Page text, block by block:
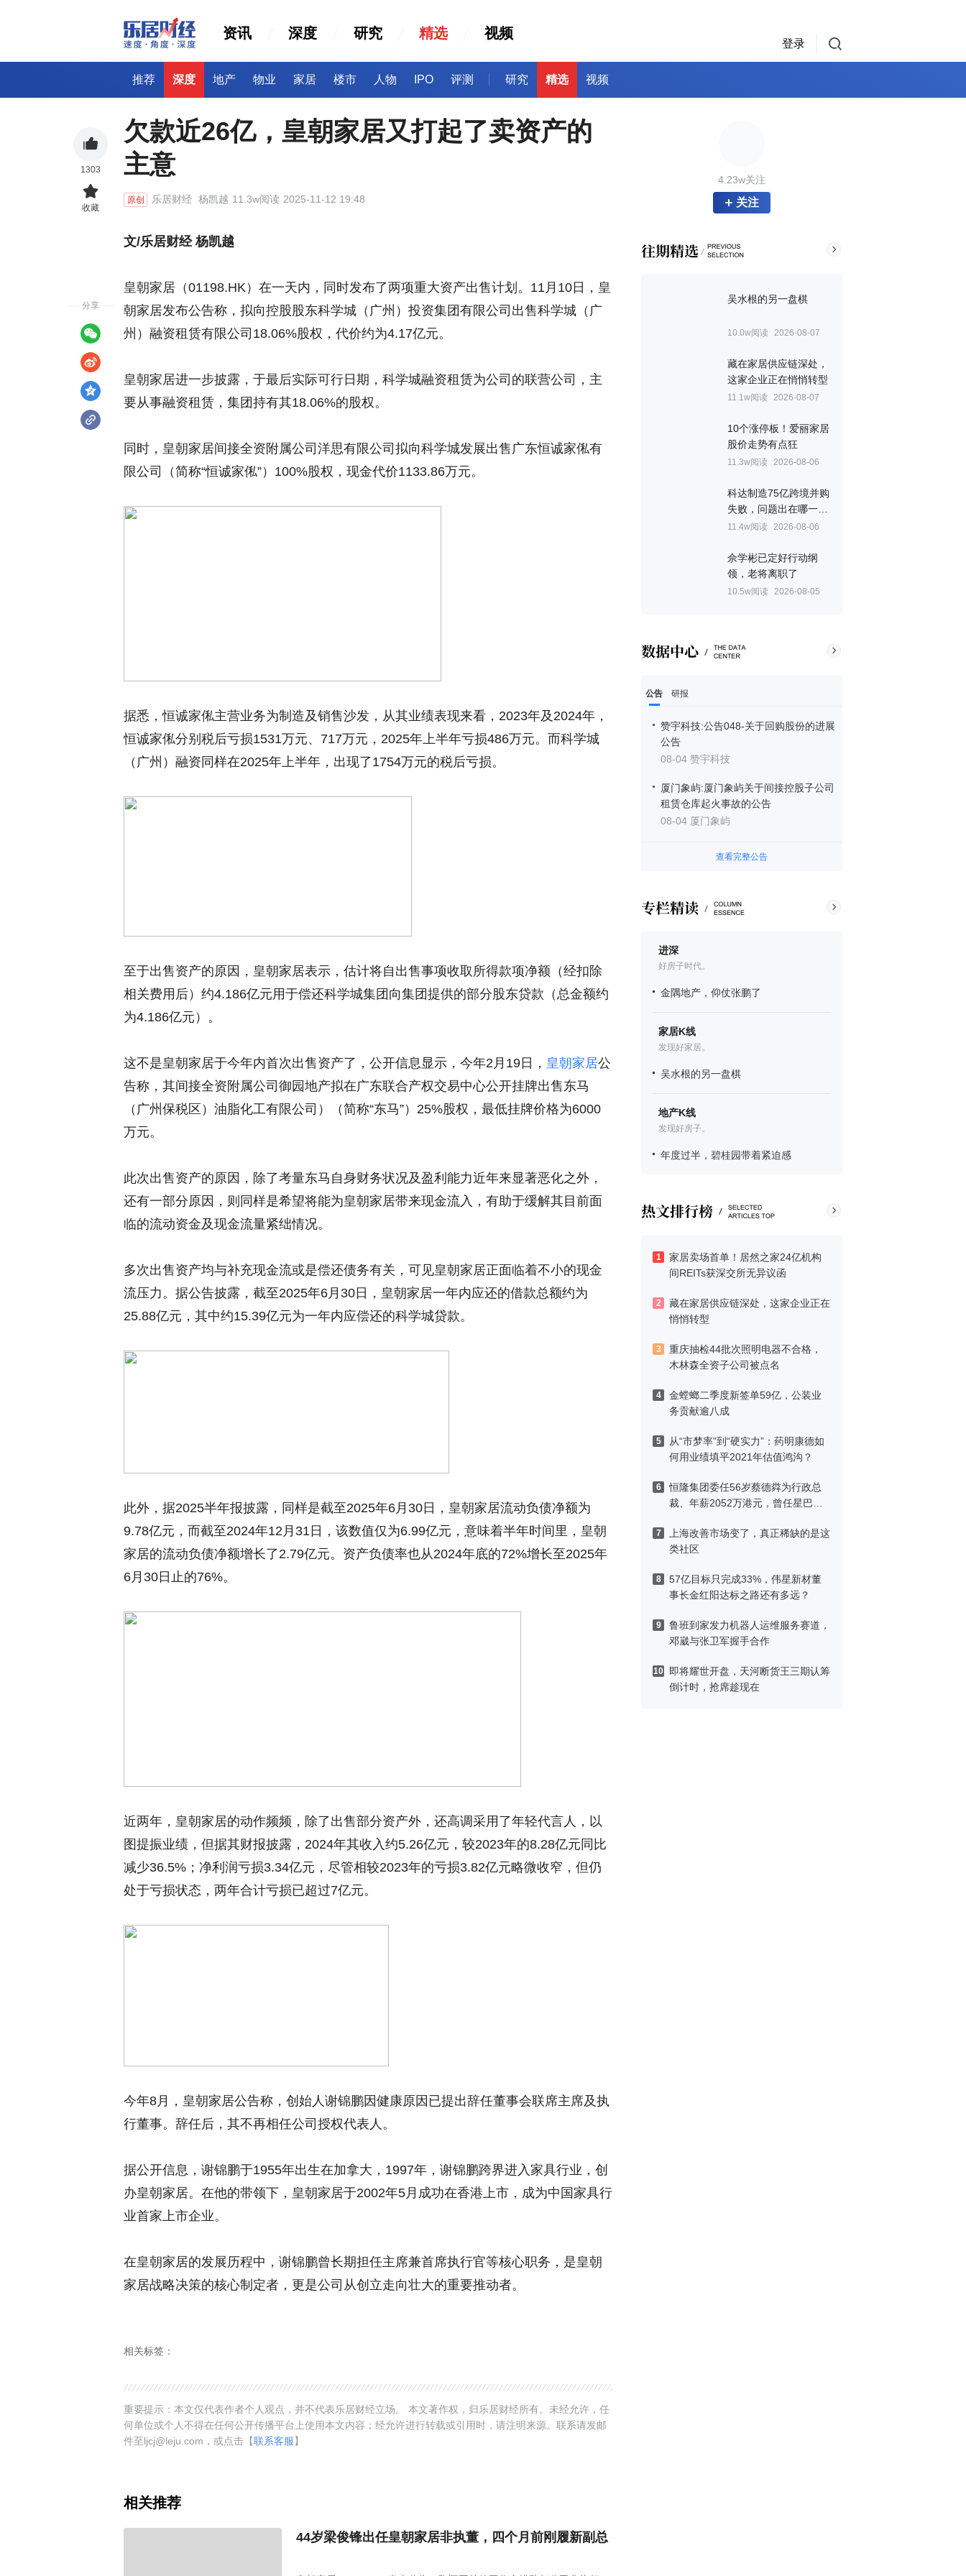
资讯 深度 研究 精选 视频
登录
推荐 深度 地产 物业 家居 楼市 人物 IPO 评测 研究 精选 视频
4.23w关注
关注
吴水根的另一盘棋
10.0w阅读 2026-08-07
藏在家居供应链深处，
这家企业正在悄悄转型
11.1w阅读 2026-08-07
10个涨停板！爱丽家居
股价走势有点狂
11.3w阅读 2026-08-06
科达制造75亿跨境并购
失败，问题出在哪一
关？
11.4w阅读 2026-08-06
佘学彬已定好行动纲
领，老将离职了
10.5w阅读 2026-08-05
公告 研报
赞宇科技:公告048-关于回购股份的进展
公告
08-04 赞宇科技
厦门象屿:厦门象屿关于间接控股子公司
租赁仓库起火事故的公告
08-04 厦门象屿
查看完整公告
进深
好房子时代。
金隅地产，仰仗张鹏了
家居K线
发现好家居。
吴水根的另一盘棋
地产K线
发现好房子。
年度过半，碧桂园带着紧迫感
1
家居卖场首单！居然之家24亿机构
间REITs获深交所无异议函
2
藏在家居供应链深处，这家企业正在
悄悄转型
3
重庆抽检44批次照明电器不合格，
木林森全资子公司被点名
4
金螳螂二季度新签单59亿，公装业
务贡献逾八成
5
从“市梦率”到“硬实力”：药明康德如
何用业绩填平2021年估值鸿沟？
6
恒隆集团委任56岁蔡德粦为行政总
裁、年薪2052万港元，曾任星巴克
7
上海改善市场变了，真正稀缺的是这
类社区
8
57亿目标只完成33%，伟星新材董
事长金红阳达标之路还有多远？
9
鲁班到家发力机器人运维服务赛道，
邓崴与张卫军握手合作
10
即将耀世开盘，天河断货王三期认筹
倒计时，抢席趁现在
欠款近26亿，皇朝家居又打起了卖资产的
主意
原创 乐居财经 杨凯越 11.3w阅读 2025-11-12 19:48
文/乐居财经 杨凯越
皇朝家居（01198.HK）在一天内，同时发布了两项重大资产出售计划。11月10日，皇
朝家居发布公告称，拟向控股股东科学城（广州）投资集团有限公司出售科学城（广
州）融资租赁有限公司18.06%股权，代价约为4.17亿元。
皇朝家居进一步披露，于最后实际可行日期，科学城融资租赁为公司的联营公司，主
要从事融资租赁，集团持有其18.06%的股权。
同时，皇朝家居间接全资附属公司洋思有限公司拟向科学城发展出售广东恒诚家俬有
限公司（简称“恒诚家俬”）100%股权，现金代价1133.86万元。
据悉，恒诚家俬主营业务为制造及销售沙发，从其业绩表现来看，2023年及2024年，
恒诚家俬分别税后亏损1531万元、717万元，2025年上半年亏损486万元。而科学城
（广州）融资同样在2025年上半年，出现了1754万元的税后亏损。
至于出售资产的原因，皇朝家居表示，估计将自出售事项收取所得款项净额（经扣除
相关费用后）约4.186亿元用于偿还科学城集团向集团提供的部分股东贷款（总金额约
为4.186亿元）。
这不是皇朝家居于今年内首次出售资产了，公开信息显示，今年2月19日， 皇朝家居公
告称，其间接全资附属公司御园地产拟在广东联合产权交易中心公开挂牌出售东马
（广州保税区）油脂化工有限公司）（简称“东马”）25%股权，最低挂牌价格为6000
万元。
此次出售资产的原因，除了考量东马自身财务状况及盈利能力近年来显著恶化之外，
还有一部分原因，则同样是希望将能为皇朝家居带来现金流入，有助于缓解其目前面
临的流动资金及现金流量紧绌情况。
多次出售资产均与补充现金流或是偿还债务有关，可见皇朝家居正面临着不小的现金
流压力。据公告披露，截至2025年6月30日，皇朝家居一年内应还的借款总额约为
25.88亿元，其中约15.39亿元为一年内应偿还的科学城贷款。
此外，据2025半年报披露，同样是截至2025年6月30日，皇朝家居流动负债净额为
9.78亿元，而截至2024年12月31日，该数值仅为6.99亿元，意味着半年时间里，皇朝
家居的流动负债净额增长了2.79亿元。资产负债率也从2024年底的72%增长至2025年
6月30日止的76%。
近两年，皇朝家居的动作频频，除了出售部分资产外，还高调采用了年轻代言人，以
图提振业绩，但据其财报披露，2024年其收入约5.26亿元，较2023年的8.28亿元同比
减少36.5%；净利润亏损3.34亿元，尽管相较2023年的亏损3.82亿元略微收窄，但仍
处于亏损状态，两年合计亏损已超过7亿元。
今年8月，皇朝家居公告称，创始人谢锦鹏因健康原因已提出辞任董事会联席主席及执
行董事。辞任后，其不再相任公司授权代表人。
据公开信息，谢锦鹏于1955年出生在加拿大，1997年，谢锦鹏跨界进入家具行业，创
办皇朝家居。在他的带领下，皇朝家居于2002年5月成功在香港上市，成为中国家具行
业首家上市企业。
在皇朝家居的发展历程中，谢锦鹏曾长期担任主席兼首席执行官等核心职务，是皇朝
家居战略决策的核心制定者，更是公司从创立走向壮大的重要推动者。
相关标签：
重要提示：本文仅代表作者个人观点，并不代表乐居财经立场。 本文著作权，归乐居财经所有。未经允许，任
何单位或个人不得在任何公开传播平台上使用本文内容；经允许进行转载或引用时，请注明来源。联系请发邮
件至ljcj@leju.com，或点击【联系客服】
相关推荐
44岁梁俊锋出任皇朝家居非执董，四个月前刚履新副总
1303
收藏
分享